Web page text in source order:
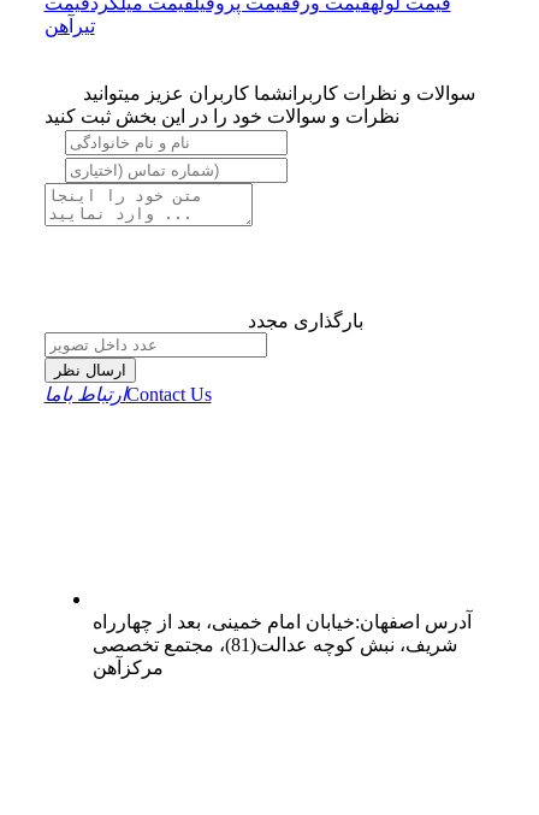
تیرآهن
سوالات و نظرات کاربرانشما کاربران عزیز میتوانید
نظرات و سوالات خود را در این بخش ثبت کنید
بارگذاری مجدد
ارسال نظر
ارتباط باماContact Us
آدرس اصفهان:خیابان امام خمینی، بعد از چهارراه
شریف، نبش کوچه عدالت(81)، مجتمع تخصصی
مرکزآهن